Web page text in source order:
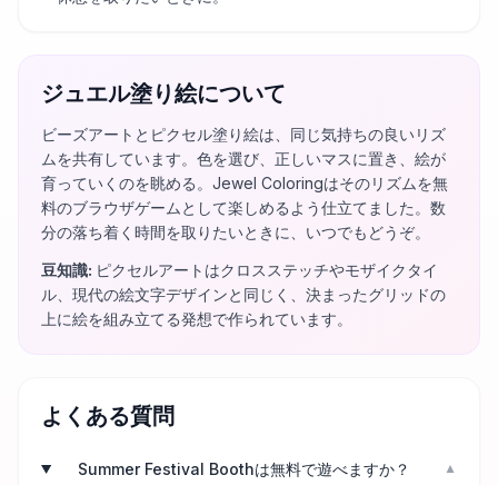
ジュエル塗り絵について
ビーズアートとピクセル塗り絵は、同じ気持ちの良いリズ
ムを共有しています。色を選び、正しいマスに置き、絵が
育っていくのを眺める。Jewel Coloringはそのリズムを無
料のブラウザゲームとして楽しめるよう仕立てました。数
分の落ち着く時間を取りたいときに、いつでもどうぞ。
豆知識: ピクセルアートはクロスステッチやモザイクタイ
ル、現代の絵文字デザインと同じく、決まったグリッドの
上に絵を組み立てる発想で作られています。
よくある質問
Summer Festival Boothは無料で遊べますか？ ▼